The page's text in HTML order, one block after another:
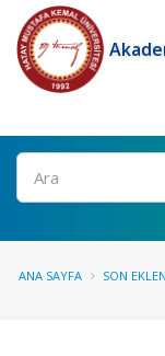
Ara
ANA SAYFA SON